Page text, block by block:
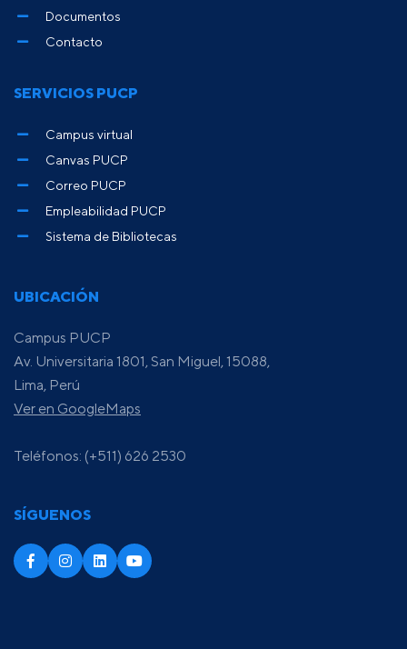
UBICACIÓN
Campus PUCP
Av. Universitaria 1801, San Miguel, 15088,
Lima, Perú
Ver en GoogleMaps
Teléfonos: (+511) 626 2530
SÍGUENOS
Documentos
Contacto
SERVICIOS PUCP
Campus virtual
Canvas PUCP
Correo PUCP
Empleabilidad PUCP
Sistema de Bibliotecas